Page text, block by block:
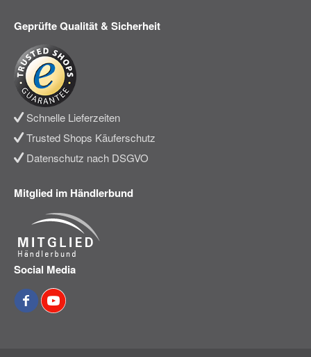
Geprüfte Qualität & Sicherheit
Schnelle Lieferzeiten
Trusted Shops Käuferschutz
Datenschutz nach DSGVO
Mitglied im Händlerbund
Social Media